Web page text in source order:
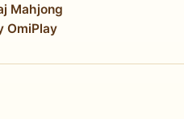
Mahjong
OmiPlay